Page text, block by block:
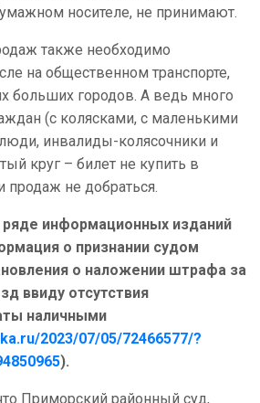
носителе, не принимают.
также необходимо
на общественном транспорте,
больших городов. А ведь много
(с колясками, с маленькими
инвалиды-колясочники и
круг – билет не купить в
продаж не добраться.
ряде информационных изданий
о признании судом
о наложении штрафа за
ввиду отсутствия
наличными
2023/07/05/72466577/?
).
Приморский районный суд,